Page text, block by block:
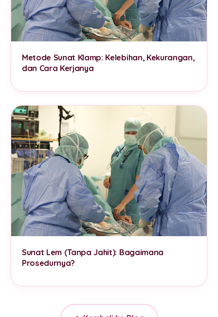
Metode Sunat Klamp: Kelebihan, Kekurangan,
dan Cara Kerjanya
Sunat Lem (Tanpa Jahit): Bagaimana
Prosedurnya?